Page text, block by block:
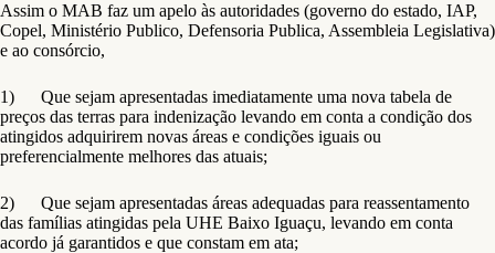
Assim o MAB faz um apelo às autoridades (governo do estado, IAP,
Copel, Ministério Publico, Defensoria Publica, Assembleia Legislativa)
e ao consórcio,
1) Que sejam apresentadas imediatamente uma nova tabela de
preços das terras para indenização levando em conta a condição dos
atingidos adquirirem novas áreas e condições iguais ou
preferencialmente melhores das atuais;
2) Que sejam apresentadas áreas adequadas para reassentamento
das famílias atingidas pela UHE Baixo Iguaçu, levando em conta
acordo já garantidos e que constam em ata;